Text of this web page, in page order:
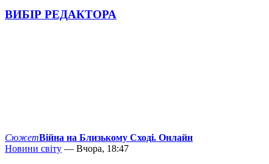
ВИБІР РЕДАКТОРА
СюжетВійна на Близькому Сході. Онлайн
Новини світу — Вчора, 18:47